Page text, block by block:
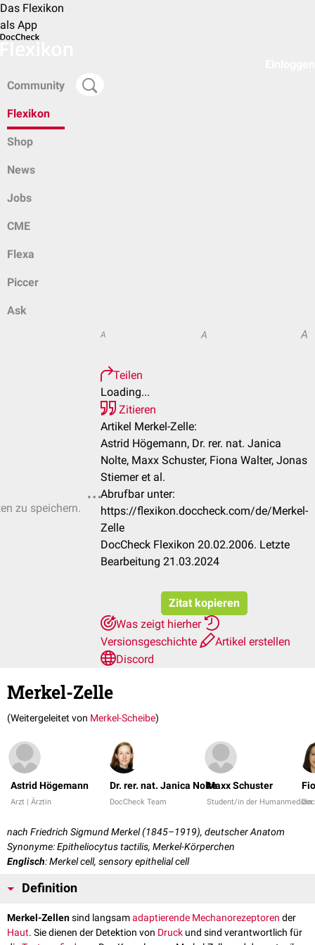
Das Flexikon
als App
Community
Flexikon
Shop
News
Jobs
CME
Flexa
Piccer
Ask
zu speichern.
A A A
Teilen
Loading...
Zitieren
Artikel Merkel-Zelle:
Astrid Högemann, Dr. rer. nat. Janica
Nolte, Maxx Schuster, Fiona Walter, Jonas
Stiemer et al.
Abrufbar unter:
https://flexikon.doccheck.com/de/Merkel-
Zelle
DocCheck Flexikon 20.02.2006. Letzte
Bearbeitung 21.03.2024
Zitat kopieren
Was zeigt hierher
Versionsgeschichte
Artikel erstellen
Discord
Merkel-Zelle
(Weitergeleitet von Merkel-Scheibe)
Astrid Högemann
Arzt | Ärztin
Dr. rer. nat. Janica Nolte
DocCheck Team
Maxx Schuster
Student/in der Humanmedizin
nach Friedrich Sigmund Merkel (1845–1919), deutscher Anatom
Synonyme: Epitheliocytus tactilis, Merkel-Körperchen
Englisch: Merkel cell, sensory epithelial cell
Definition
Merkel-Zellensind langsamadaptierende Mechanorezeptoren der
Haut. Sie dienen der Detektion von Druck und sind verantwortlich für